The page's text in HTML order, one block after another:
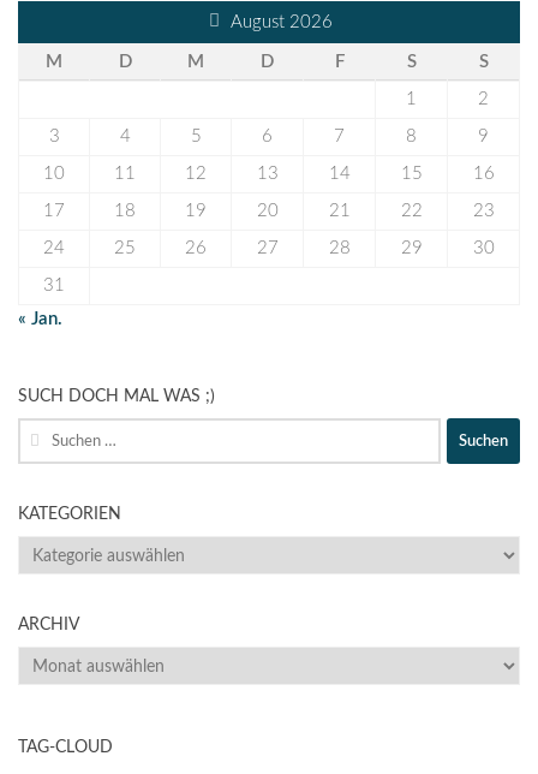
August 2026
M D M D F S S
1 2
3 4 5 6 7 8 9
10 11 12 13 14 15 16
17 18 19 20 21 22 23
24 25 26 27 28 29 30
31
« Jan.
SUCH DOCH MAL WAS ;)
Suche
nach:
KATEGORIEN
KATEGORIEN
ARCHIV
ARCHIV
TAG-CLOUD